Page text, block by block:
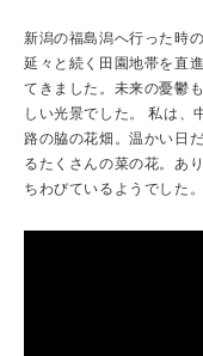
新潟の福島潟へ行った時
延々と続く田園地帯を直
てきました。未来の憂鬱
しい光景でした。 私は、
路の脇の花畑。温かい日
るたくさんの菜の花。あ
ちわびているようでした。